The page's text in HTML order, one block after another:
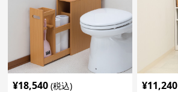
¥18,540 (税込) ¥11,240